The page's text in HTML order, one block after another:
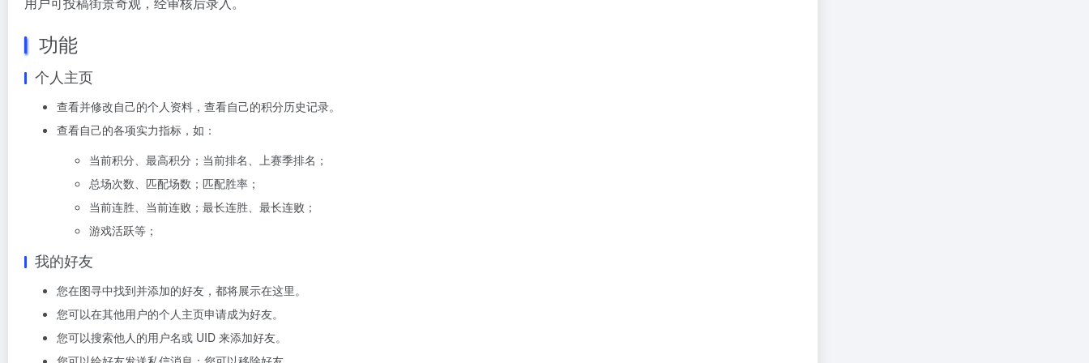
功能
个人主页
查看并修改自己的个人资料，查看自己的积分历史记录。
查看自己的各项实力指标，如：
当前积分、最高积分；当前排名、上赛季排名；
总场次数、匹配场数；匹配胜率；
当前连胜、当前连败；最长连胜、最长连败；
游戏活跃等；
我的好友
您在图寻中找到并添加的好友，都将展示在这里。
您可以在其他用户的个人主页申请成为好友。
您可以搜索他人的用户名或 UID 来添加好友。